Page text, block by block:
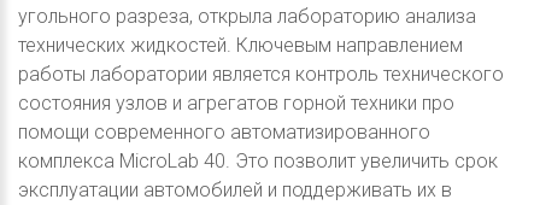
угольного разреза, открыла лабораторию анализа
технических жидкостей. Ключевым направлением
работы лаборатории является контроль технического
состояния узлов и агрегатов горной техники про
помощи современного автоматизированного
комплекса MicroLab 40. Это позволит увеличить срок
эксплуатации автомобилей и поддерживать их в